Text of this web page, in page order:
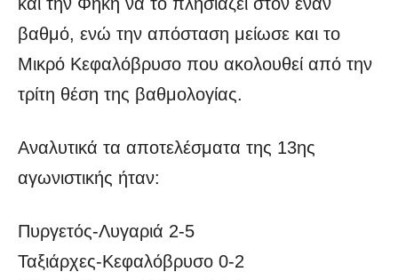
βαθμό, ενώ την απόσταση μείωσε και το
Μικρό Κεφαλόβρυσο που ακολουθεί από την
τρίτη θέση της βαθμολογίας.
Αναλυτικά τα αποτελέσματα της 13ης
αγωνιστικής ήταν:
Πυργετός-Λυγαριά 2-5
Ταξιάρχες-Κεφαλόβρυσο 0-2